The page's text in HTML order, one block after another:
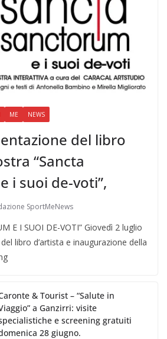
ME NEWS
del libro
“Sancta
i suoi de-voti”,
SportMeNews
E I SUOI DE-VOTI” Giovedì 2 luglio
libro d’artista e inaugurazione della
& Tourist – “Salute in
a Ganzirri: visite
e screening gratuiti
28 giugno.